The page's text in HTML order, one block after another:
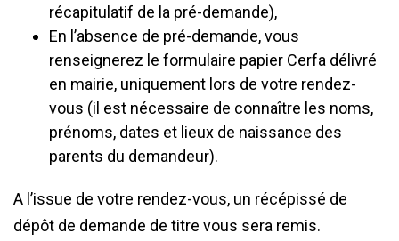
récapitulatif de la pré-demande),
En l’absence de pré-demande, vous
renseignerez le formulaire papier Cerfa délivré
en mairie, uniquement lors de votre rendez-
vous (il est nécessaire de connaître les noms,
prénoms, dates et lieux de naissance des
parents du demandeur).
A l’issue de votre rendez-vous, un récépissé de
dépôt de demande de titre vous sera remis.